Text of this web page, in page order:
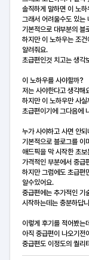
솔직하게 말하면 이 노
그래서 어려울수도 있는
기본적으로 대부분의 블
하지만 이 노하우는 조
알려줘요.
초급편인것 치고는 생각
이 노하우를 사야할까?
저는 사야한다고 생각해
하지만 이 노하우만 사
초급편이기에 그다음에
누가 사야하고 사면 안되
기본적으로 블로그를 이
애드픽을 막 시작한 초
가격적인 부분에서 중급
하지만 그럼에도 초급편
알수있어요.
중급편에는 추가적인 기
시작하는데는 충분하답
이렇게 후기를 적어봤는
아직 중급편이 나오기전
중급편도 이정도의 퀄리